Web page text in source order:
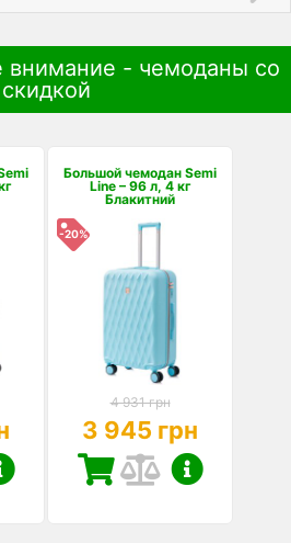
внимание - чемоданы со
скидкой
Большой чемодан Semi
Line – 96 л, 4 кг
Блакитний
-20%
4 931 грн
3 945 грн